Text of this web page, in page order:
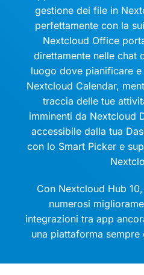
gestione dei file in
perfettamente con la
Nextcloud Office
direttamente nelle chat
luogo dove pianificare
Nextcloud Calendar,
traccia delle tue
imminenti da Nextcloud
accessibile dalla tua
con lo Smart Picker e
Con Nextcloud Hub
numerosi
integrazioni tra app
una piattaforma sempre